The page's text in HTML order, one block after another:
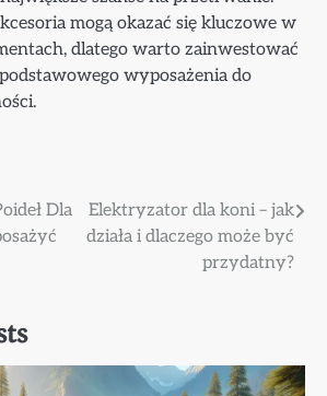
mogą okazać się kluczowe w
dlatego warto zainwestować
wyposażenia do
Dla
Elektryzator dla koni – jak
działa i dlaczego może być
przydatny?